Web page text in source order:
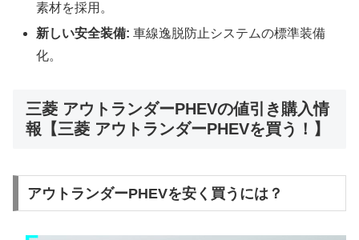
素材を採用。
新しい安全装備: 車線逸脱防止システムの標準装備
化。
三菱 アウトランダーPHEVの値引き購入情
報【三菱 アウトランダーPHEVを買う！】
アウトランダーPHEVを安く買うには？